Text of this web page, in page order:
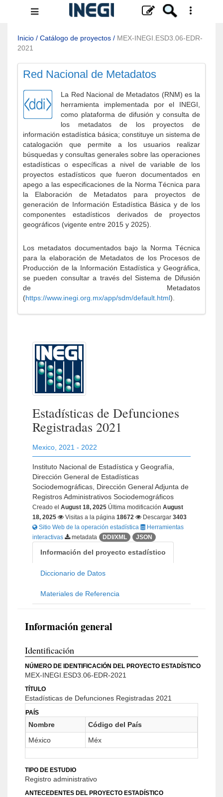
Menú
navegación
Inicio / Catálogo de proyectos / MEX-INEGI.ESD3.06-EDR-
2021
Red Nacional de Metadatos
La Red Nacional de Metadatos (RNM) es la
herramienta implementada por el INEGI,
como plataforma de difusión y consulta de
los metadatos de los proyectos de
información estadística básica; constituye un sistema de
catalogación que permite a los usuarios realizar
búsquedas y consultas generales sobre las operaciones
estadísticas o específicas a nivel de variable de los
proyectos estadísticos que fueron documentados en
apego a las especificaciones de la Norma Técnica para
la Elaboración de Metadatos para proyectos de
generación de Información Estadística Básica y de los
componentes estadísticos derivados de proyectos
geográficos (vigente entre 2015 y 2025).
Los metadatos documentados bajo la Norma Técnica
para la elaboración de Metadatos de los Procesos de
Producción de la Información Estadística y Geográfica,
se pueden consultar a través del Sistema de Difusión
de Metadatos
(https://www.inegi.org.mx/app/sdm/default.html).
Estadísticas de Defunciones
Registradas 2021
Mexico 2021 - 2022
Instituto Nacional de Estadística y Geografía,
Dirección General de Estadísticas
Sociodemográficas, Dirección General Adjunta de
Registros Administrativos Sociodemográficos
Creado el August 18, 2025 Última modificación August
18, 2025
Visitas a la página 18672 Descargar 3403
Sitio Web de la operación estadística
Herramientas
interactivas
metadata DDI/XML JSON
Información del proyecto estadístico
Diccionario de Datos
Materiales de Referencia
Información general
Identificación
NÚMERO DE IDENTIFICACIÓN DEL PROYECTO ESTADÍSTICO
MEX-INEGI.ESD3.06-EDR-2021
TÍTULO
Estadísticas de Defunciones Registradas 2021
PAÍS
Nombre
Código del País
México
Méx
TIPO DE ESTUDIO
Registro administrativo
ANTECEDENTES DEL PROYECTO ESTADÍSTICO